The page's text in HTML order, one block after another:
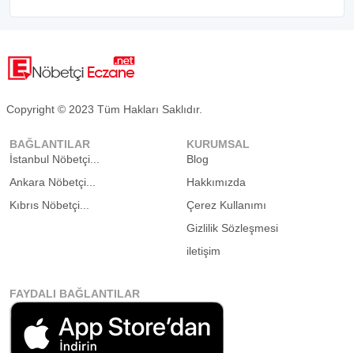
Copyright © 2023 Tüm Hakları Saklıdır.
BAĞLANTILAR
İstanbul Nöbetçi...
Ankara Nöbetçi...
Kıbrıs Nöbetçi...
KURUMSAL
Blog
Hakkımızda
Çerez Kullanımı
Gizlilik Sözleşmesi
iletişim
FAYDALI BAĞLANTILAR